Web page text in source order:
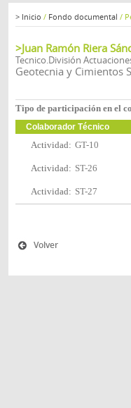
> Inicio / Fondo documental /
>Juan Ramón Riera
Tecnico.División
Geotecnia y Cimientos
Tipo de participación en el
Colaborador Técnico
Actividad: GT-10
Actividad: ST-26
Actividad: ST-27
Volver